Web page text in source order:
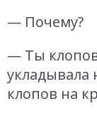
— Почему?
— Ты
укладывала
клопов на